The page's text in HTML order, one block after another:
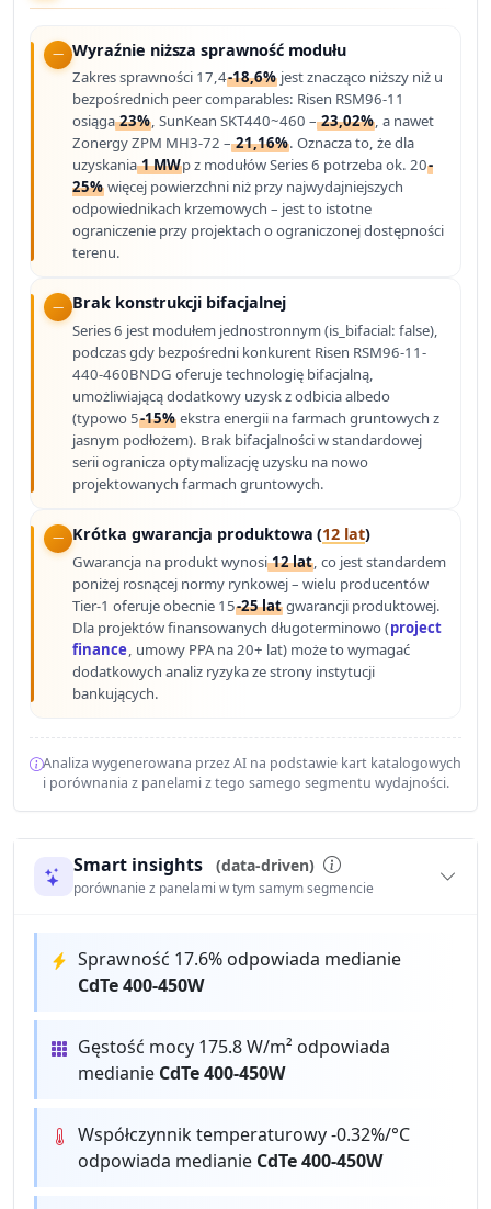
Wyraźnie niższa sprawność modułu
Zakres sprawności 17,4-18,6% jest znacząco niższy niż u
bezpośrednich peer comparables: Risen RSM96-11
osiąga23%, SunKean SKT440~460 –23,02%, a nawet
Zonergy ZPM MH3-72 –21,16%. Oznacza to, że dla
uzyskania1 MWp z modułów Series 6 potrzeba ok. 20-
25% więcej powierzchni niż przy najwydajniejszych
odpowiednikach krzemowych – jest to istotne
ograniczenie przy projektach o ograniczonej dostępności
terenu.
Brak konstrukcji bifacjalnej
Series 6 jest modułem jednostronnym (is_bifacial: false),
podczas gdy bezpośredni konkurent Risen RSM96-11-
440-460BNDG oferuje technologię bifacjalną,
umożliwiającą dodatkowy uzysk z odbicia albedo
(typowo 5-15% ekstra energii na farmach gruntowych z
jasnym podłożem). Brak bifacjalności w standardowej
serii ogranicza optymalizację uzysku na nowo
projektowanych farmach gruntowych.
Krótka gwarancja produktowa (12 lat)
Gwarancja na produkt wynosi12 lat, co jest standardem
poniżej rosnącej normy rynkowej – wielu producentów
Tier-1 oferuje obecnie 15-25 lat gwarancji produktowej.
Dla projektów finansowanych długoterminowo (project
finance, umowy PPA na 20+ lat) może to wymagać
dodatkowych analiz ryzyka ze strony instytucji
bankujących.
Analiza wygenerowana przez AI na podstawie kart katalogowych
i porównania z panelami z tego samego segmentu wydajności.
Smart insights (data-driven)
porównanie z panelami w tym samym segmencie
Sprawność 17.6% odpowiada medianie
CdTe 400-450W
Gęstość mocy 175.8 W/m² odpowiada
medianie CdTe 400-450W
Współczynnik temperaturowy -0.32%/°C
odpowiada medianie CdTe 400-450W